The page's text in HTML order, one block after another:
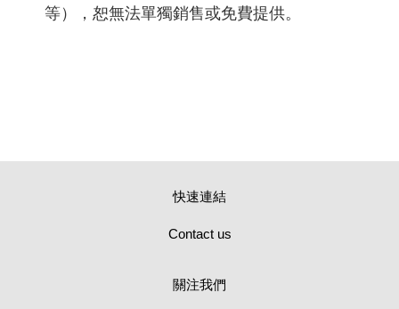
等），恕無法單獨銷售或免費提供。
快速連結
Contact us
關注我們